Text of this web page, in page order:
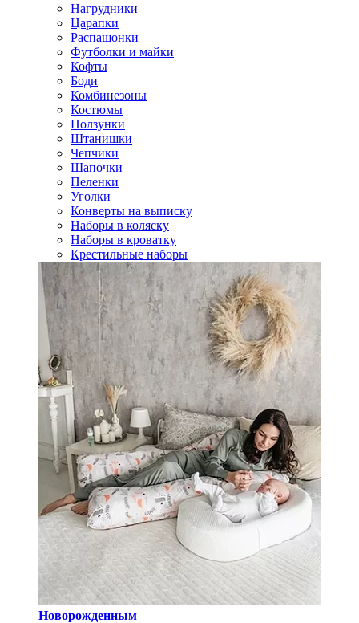
Нагрудники
Царапки
Распашонки
Футболки и майки
Кофты
Боди
Комбинезоны
Костюмы
Ползунки
Штанишки
Чепчики
Шапочки
Пеленки
Уголки
Конверты на выписку
Наборы в коляску
Наборы в кроватку
Крестильные наборы
Новорожденным